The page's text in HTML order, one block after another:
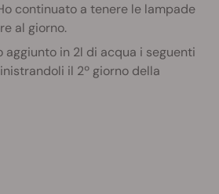
continuato a tenere le lampade
al giorno.
aggiunto in 2l di acqua i seguenti
il 2º giorno della